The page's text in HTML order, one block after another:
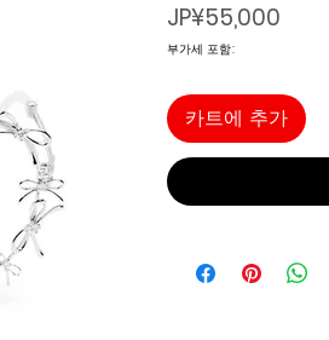
JP¥55,000
부가세 포함:
카트에 추가